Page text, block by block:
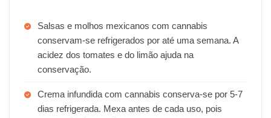
Salsas e molhos mexicanos com cannabis
conservam-se refrigerados por até uma semana. A
acidez dos tomates e do limão ajuda na
conservação.
Crema infundida com cannabis conserva-se por 5-7
dias refrigerada. Mexa antes de cada uso, pois